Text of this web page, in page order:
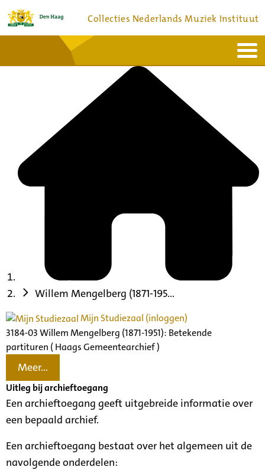
Collecties Nederlands Muziek Instituut
Bronnen en collecties
Willem Mengelberg (1871-195...
Mijn Studiezaal (inloggen)
3184-03 Willem Mengelberg (1871-1951): Betekende
partituren ( Haags Gemeentearchief )
Meer...
Uitleg bij archieftoegang
Een archieftoegang geeft uitgebreide informatie over
een bepaald archief.
Een archieftoegang bestaat over het algemeen uit de
navolgende onderdelen: